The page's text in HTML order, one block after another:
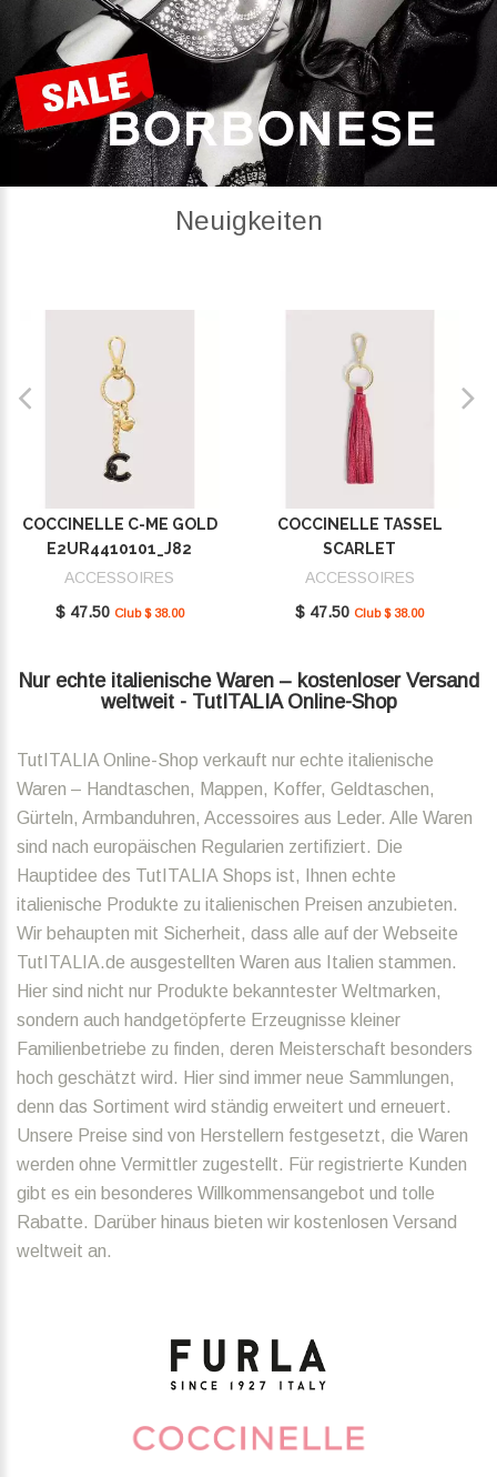
Neuigkeiten
COCCINELLE C-ME GOLD
E2UR4410101_J82
ACCESSOIRES
$ 47.50 Club $ 38.00
COCCINELLE TASSEL
SCARLET
E2MU0410101_R02
ACCESSOIRES
$ 47.50 Club $ 38.00
Nur echte italienische Waren – kostenloser Versand
weltweit - TutITALIA Online-Shop
TutITALIA Online-Shop verkauft nur echte italienische
Waren – Handtaschen, Mappen, Koffer, Geldtaschen,
Gürteln, Armbanduhren, Accessoires aus Leder. Alle Waren
sind nach europäischen Regularien zertifiziert. Die
Hauptidee des TutITALIA Shops ist, Ihnen echte
italienische Produkte zu italienischen Preisen anzubieten.
Wir behaupten mit Sicherheit, dass alle auf der Webseite
TutITALIA.de ausgestellten Waren aus Italien stammen.
Hier sind nicht nur Produkte bekanntester Weltmarken,
sondern auch handgetöpferte Erzeugnisse kleiner
Familienbetriebe zu finden, deren Meisterschaft besonders
hoch geschätzt wird. Hier sind immer neue Sammlungen,
denn das Sortiment wird ständig erweitert und erneuert.
Unsere Preise sind von Herstellern festgesetzt, die Waren
werden ohne Vermittler zugestellt. Für registrierte Kunden
gibt es ein besonderes Willkommensangebot und tolle
Rabatte. Darüber hinaus bieten wir kostenlosen Versand
weltweit an.